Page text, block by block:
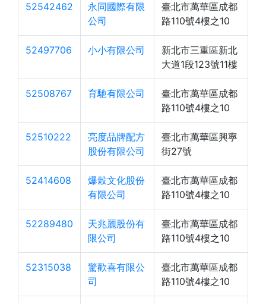
52542462
永同國際有限
公司
臺北市萬華區成都
路110號4樓之10
52497706 小小有限公司
新北市三重區新北
大道1段123號11樓
52508767 育馳有限公司
臺北市萬華區成都
路110號4樓之10
52510222
亮度品牌配方
股份有限公司
臺北市萬華區興寧
街27號
52414608
爆榖文化股份
有限公司
臺北市萬華區成都
路110號4樓之10
52289480
天兆麗股份有
限公司
臺北市萬華區成都
路110號4樓之10
52315038
驚歡喜有限公
司
臺北市萬華區成都
路110號4樓之10